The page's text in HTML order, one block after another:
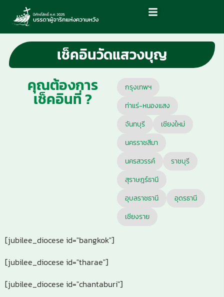
เช็คอินวัดแสวงบุญ
คุณต้องการ
เช็คอินที่ ?
กรุงเทพฯ
ท่าแร่-หนองแสง
จันทบุรี
เชียงใหม่
นครราชสีมา
นครสวรรค์
ราชบุรี
สุราษฎร์ธานี
อุบลราชธานี
อุดรธานี
เชียงราย
[jubilee_diocese id="bangkok"]
[jubilee_diocese id="tharae"]
[jubilee_diocese id="chantaburi"]